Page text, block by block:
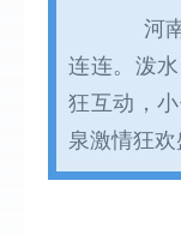
河南
连连。泼
狂互动，
泉激情狂欢